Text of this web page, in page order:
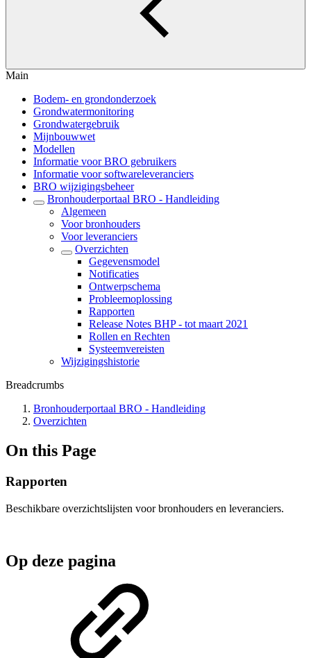
Main
Bodem- en grondonderzoek
Grondwatermonitoring
Grondwatergebruik
Mijnbouwwet
Modellen
Informatie voor BRO gebruikers
Informatie voor softwareleveranciers
BRO wijzigingsbeheer
Bronhouderportaal BRO - Handleiding
Algemeen
Voor bronhouders
Voor leveranciers
Overzichten
Gegevensmodel
Notificaties
Ontwerpschema
Probleemoplossing
Rapporten
Release Notes BHP - tot maart 2021
Rollen en Rechten
Systeemvereisten
Wijzigingshistorie
Breadcrumbs
Bronhouderportaal BRO - Handleiding
Overzichten
On this Page
Rapporten
Beschikbare overzichtslijsten voor bronhouders en leveranciers.
Op deze pagina